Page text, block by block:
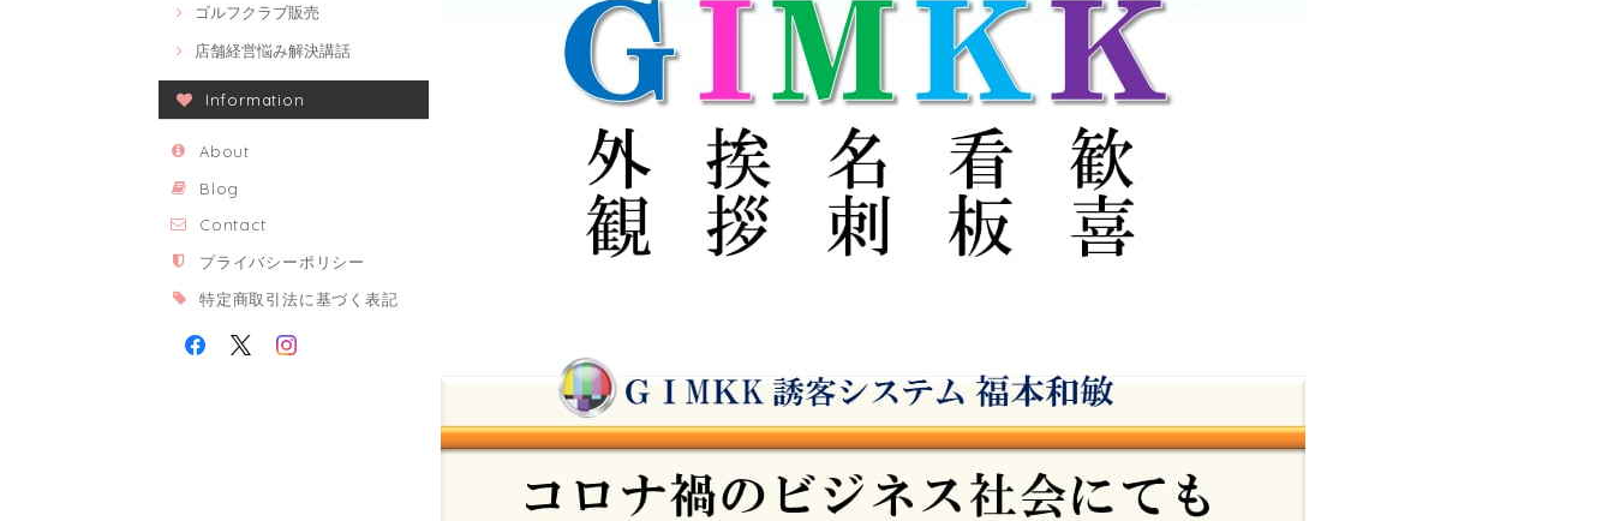
ゴルフクラブ販売
店舗経営悩み解決講話
Information
About
Blog
Contact
プライバシーポリシー
特定商取引法に基づく表記